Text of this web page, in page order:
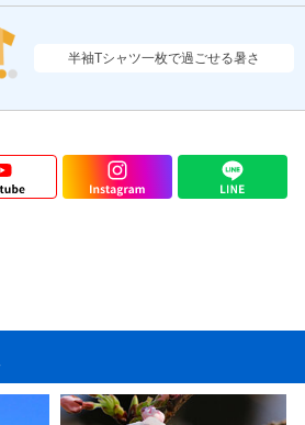
半袖Tシャツ一枚で過ごせる暑さ